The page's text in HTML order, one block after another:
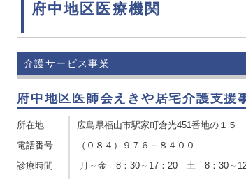
府中地区医療機関
介護サービス事業
府中地区医師会えきや居宅介護支援
所在地 広島県福山市駅家町倉光451番地の１５
電話番号 （０８４）９７６－８４００
診療時間 月～金 8：30～17：20 土 8：30～